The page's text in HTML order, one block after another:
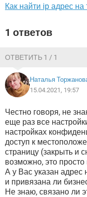
Как найти ip адрес
1 ответов
ОТВЕТИТЬ 1 / 1
Наталья
15.04.2021, 19:57
Честно говоря, не
еще раз все
настройках
доступ к
страницу (закрыть и
возможно, это
А у Вас указан адрес
и привязана ли
Не знаю, связано ли